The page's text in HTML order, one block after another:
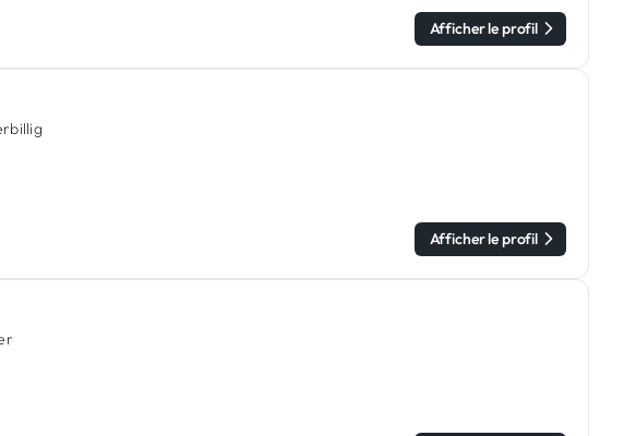
Afficher le profil
Afficher le profil